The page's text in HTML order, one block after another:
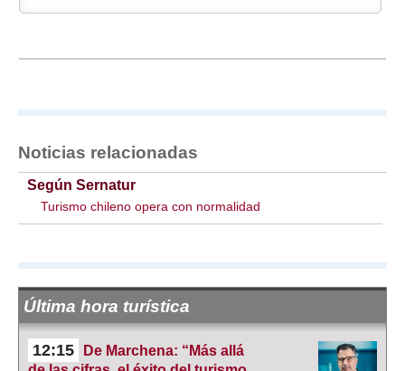
Noticias relacionadas
Según Sernatur
Turismo chileno opera con normalidad
Última hora turística
12:15
De Marchena: “Más allá